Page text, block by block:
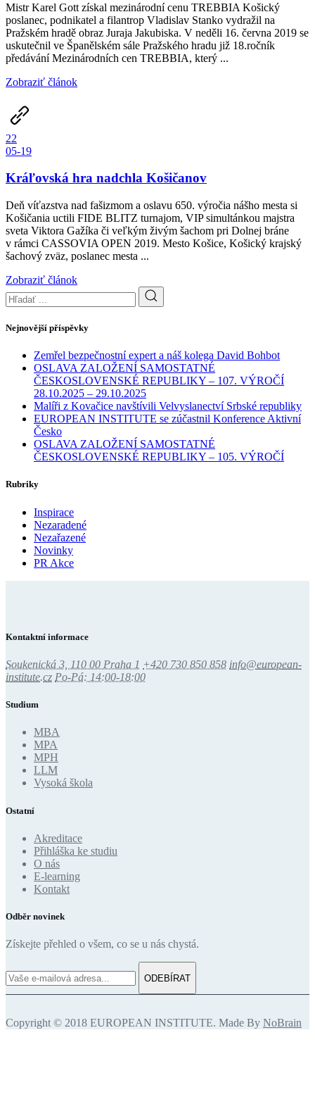
Mistr Karel Gott získal mezinárodní cenu TREBBIA Košický
poslanec, podnikatel a filantrop Vladislav Stanko vydražil na
Pražském hradě obraz Juraja Jakubiska. V neděli 16. června 2019 se
uskutečnil ve Španělském sále Pražského hradu již 18.ročník
předávání Mezinárodních cen TREBBIA, který ...
Zobraziť článok
22
05-19
Kráľovská hra nadchla Košičanov
Deň víťazstva nad fašizmom a oslavu 650. výročia nášho mesta si
Košičania uctili FIDE BLITZ turnajom, VIP simultánkou majstra
sveta Viktora Gažíka či veľkým živým šachom pri Dolnej bráne
v rámci CASSOVIA OPEN 2019. Mesto Košice, Košický krajský
šachový zväz, poslanec mesta ...
Zobraziť článok
Nejnovější příspěvky
Zemřel bezpečnostní expert a náš kolega David Bohbot
OSLAVA ZALOŽENÍ SAMOSTATNÉ
ČESKOSLOVENSKÉ REPUBLIKY – 107. VÝROČÍ
28.10.2025 – 29.10.2025
Malíři z Kovačice navštívili Velvyslanectví Srbské republiky
EUROPEAN INSTITUTE se zúčastnil Konference Aktivní
Česko
OSLAVA ZALOŽENÍ SAMOSTATNÉ
ČESKOSLOVENSKÉ REPUBLIKY – 105. VÝROČÍ
Rubriky
Inspirace
Nezaradené
Nezařazené
Novinky
PR Akce
Kontaktní informace
Soukenická 3, 110 00 Praha 1 +420 730 850 858 info@european-
institute.cz Po-Pá: 14:00-18:00
Studium
MBA
MPA
MPH
LLM
Vysoká škola
Ostatní
Akreditace
Přihláška ke studiu
O nás
E-learning
Kontakt
Odběr novinek
Získejte přehled o všem, co se u nás chystá.
ODEBÍRAT
Copyright © 2018 EUROPEAN INSTITUTE. Made By NoBrain